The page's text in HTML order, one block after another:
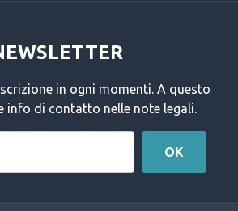
in ogni momenti. A questo
info di contatto nelle note legali.